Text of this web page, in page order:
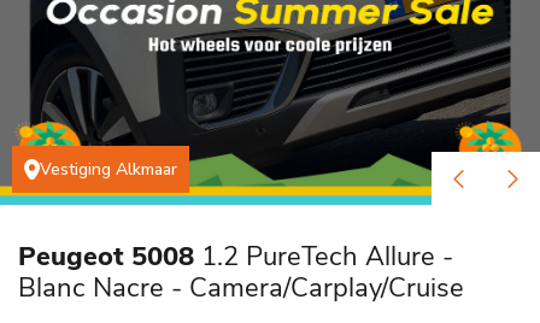
Vestiging Alkmaar
Peugeot 5008 1.2 PureTech Allure -
Blanc Nacre - Camera/Carplay/Cruise